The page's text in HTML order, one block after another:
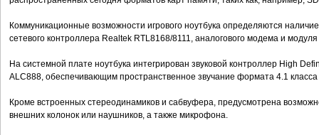
Коммуникационные возможности игрового ноутбука определяются
сетевого контроллера Realtek RTL8168/8111, аналогового модема и
На системной плате ноутбука интегрирован звуковой контроллер High
ALC888, обеспечивающим пространственное звучание формата 4.1
Кроме встроенных стереодинамиков и сабвуфера, предусмотрена
внешних колонок или наушников, а также микрофона.